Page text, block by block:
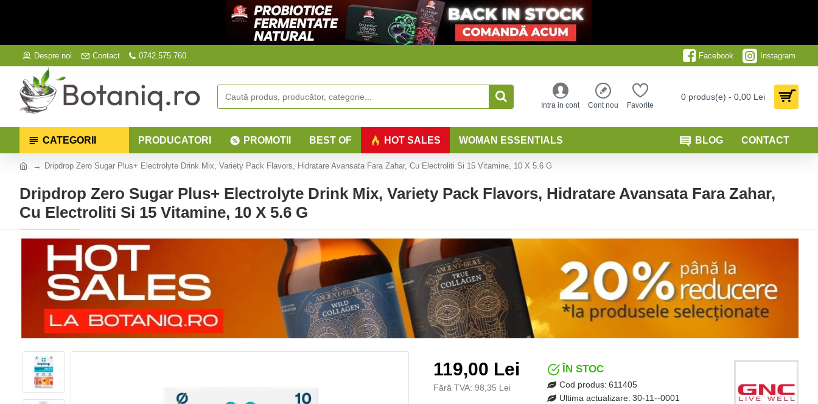
Despre noi Contact 0742.575.760 Facebook Instagram
Intra in cont Cont nou Favorite
0 produs(e) - 0,00 Lei
CATEGORII PRODUCATORI PROMOTII BEST OF HOT SALES WOMAN ESSENTIALS BLOG CONTACT
Dripdrop Zero Sugar Plus+ Electrolyte Drink Mix, Variety Pack Flavors, Hidratare Avansata Fara Zahar, Cu Electroliti Si 15 Vitamine, 10 X 5.6 G
Dripdrop Zero Sugar Plus+ Electrolyte Drink Mix, Variety Pack Flavors, Hidratare Avansata Fara Zahar,
Cu Electroliti Si 15 Vitamine, 10 X 5.6 G
119,00 Lei
Fără TVA: 98,35 Lei
ÎN STOC
Cod produs: 611405
Ultima actualizare: 30-11--0001